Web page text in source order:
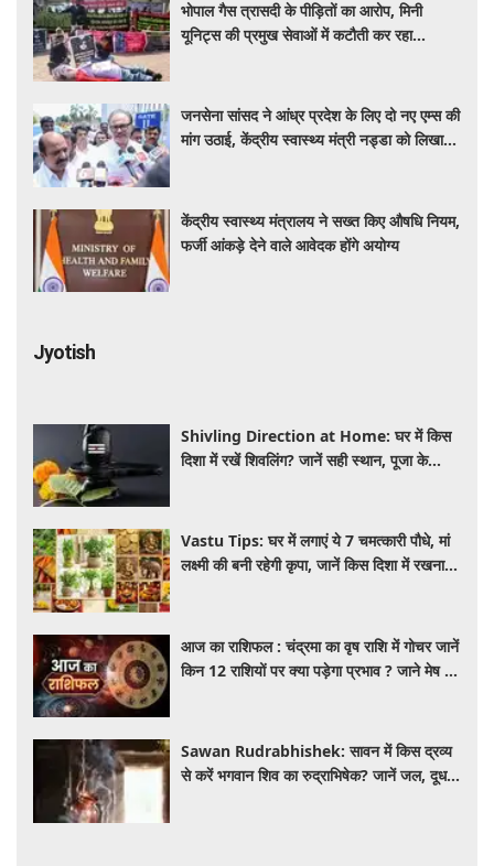
भोपाल गैस त्रासदी के पीड़ितों का आरोप, मिनी
यूनिट्स की प्रमुख सेवाओं में कटौती कर रहा
जनसेना सांसद ने आंध्र प्रदेश के लिए दो नए एम्स की
मांग उठाई, केंद्रीय स्वास्थ्य मंत्री नड्डा को लिखा
केंद्रीय स्वास्थ्य मंत्रालय ने सख्त किए औषधि नियम,
फर्जी आंकड़े देने वाले आवेदक होंगे अयोग्य
Jyotish
Shivling Direction at Home: घर में किस
दिशा में रखें शिवलिंग? जानें सही स्थान, पूजा के
Vastu Tips: घर में लगाएं ये 7 चमत्कारी पौधे, मां
लक्ष्मी की बनी रहेगी कृपा, जानें किस दिशा में रखना
आज का राशिफल : चंद्रमा का वृष राशि में गोचर जानें
किन 12 राशियों पर क्या पड़ेगा प्रभाव ? जाने मेष से
Sawan Rudrabhishek: सावन में किस द्रव्य
से करें भगवान शिव का रुद्राभिषेक? जानें जल, दूध,